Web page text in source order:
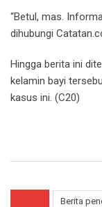
“Betul, mas.
dihubungi
Hingga berita ini
kelamin bayi
kasus ini. (C20)
Berita